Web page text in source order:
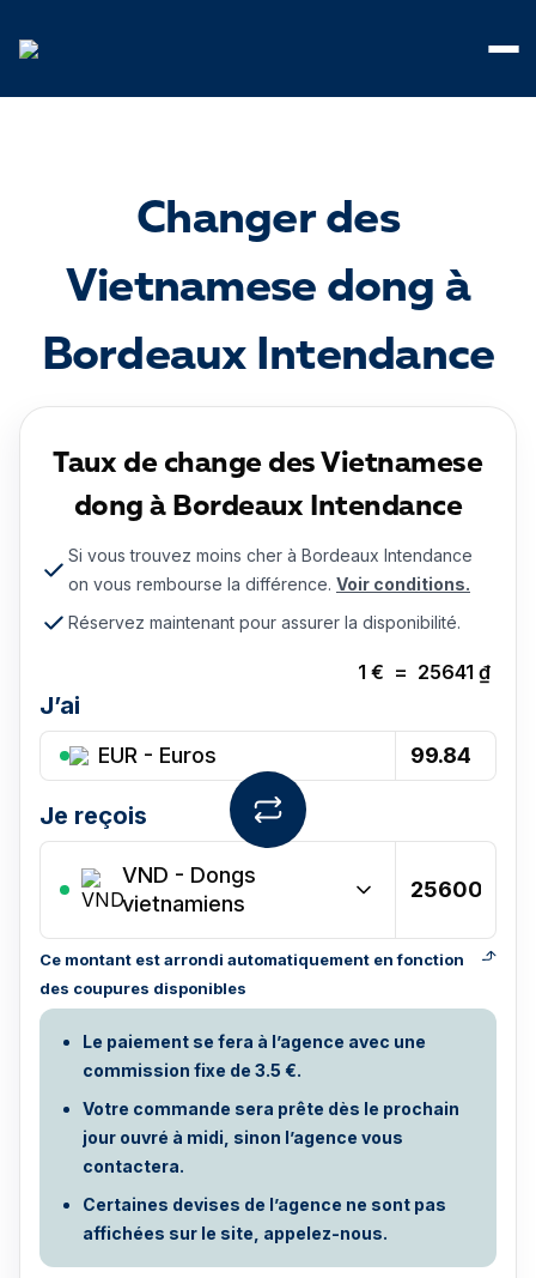
Changer des
Vietnamese dong à
Bordeaux Intendance
Taux de change des Vietnamese
dong à Bordeaux Intendance
Si vous trouvez moins cher à Bordeaux Intendance
on vous rembourse la différence. Voir conditions.
Réservez maintenant pour assurer la disponibilité.
1 € = 25641 ₫
J’ai
EUR - Euros
Je reçois
VND - Dongs
vietnamiens
Ce montant est arrondi automatiquement en fonction
des coupures disponibles
Le paiement se fera à l’agence avec une
commission fixe de 3.5 €.
Votre commande sera prête dès le prochain
jour ouvré à midi, sinon l’agence vous
contactera.
Certaines devises de l’agence ne sont pas
affichées sur le site, appelez-nous.